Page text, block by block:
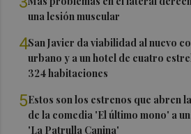
una lesión muscular
4San Javier da viabilidad al nuevo
urbano y a un hotel de cuatro
324 habitaciones
5Estos son los estrenos que abren
de la comedia 'El último mono' a
'La Patrulla Canina'